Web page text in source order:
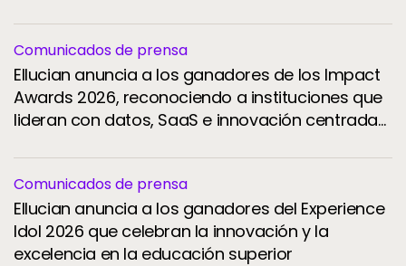
Comunicados de prensa
Ellucian anuncia a los ganadores de los Impact
Awards 2026, reconociendo a instituciones que
lideran con datos, SaaS e innovación centrada
Comunicados de prensa
Ellucian anuncia a los ganadores del Experience
Idol 2026 que celebran la innovación y la
excelencia en la educación superior